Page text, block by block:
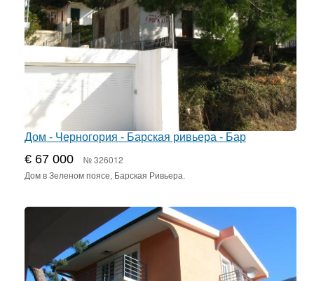
Дом - Черногория - Барская ривьера - Бар
€ 67 000 № 326012
Дом в Зеленом поясе, Барская Ривьера.